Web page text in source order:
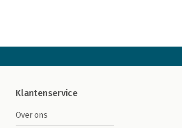
Klantenservice
Over ons